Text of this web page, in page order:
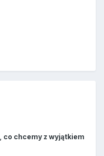
co chcemy z wyjątkiem